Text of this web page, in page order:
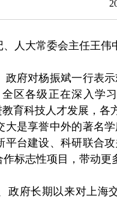
大常委会主任王伟
对杨振斌一行表示
区各级正在深入学
教育科技人才发展，
大是享誉中外的著名
平台建设、科研联合
标志性项目，带动
府长期以来对上海